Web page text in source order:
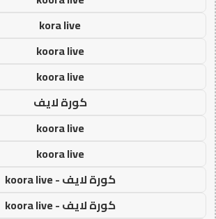
kora live
koora live
koora live
كورة لايف
koora live
koora live
كورة لايف - koora live
كورة لايف - koora live